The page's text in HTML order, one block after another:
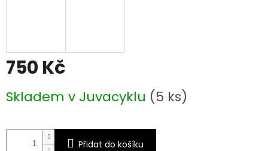
750 Kč
cena:
Skladem v Juvacyklu (5 ks)
Přidat do košíku